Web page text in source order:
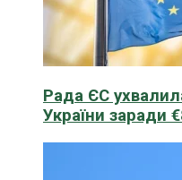
Рада ЄС
України заради